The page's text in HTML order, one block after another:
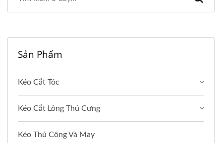
Sản Phẩm
Kéo Cắt Tóc
Kéo Cắt Lông Thú Cưng
Kéo Thủ Công Và May